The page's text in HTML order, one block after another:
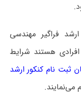
فراگیر مهندسی
هستند شرایط
ثبت نام کنکور ارشد
می‌نمایند.